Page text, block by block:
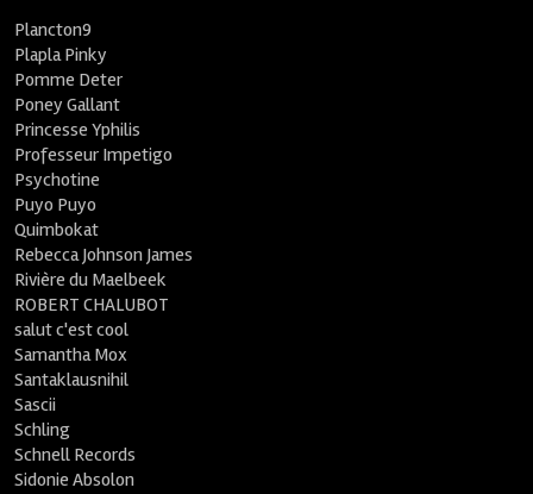
Plancton9
Plapla Pinky
Pomme Deter
Poney Gallant
Princesse Yphilis
Professeur Impetigo
Psychotine
Puyo Puyo
Quimbokat
Rebecca Johnson James
Rivière du Maelbeek
ROBERT CHALUBOT
salut c'est cool
Samantha Mox
Santaklausnihil
Sascii
Schling
Schnell Records
Sidonie Absolon